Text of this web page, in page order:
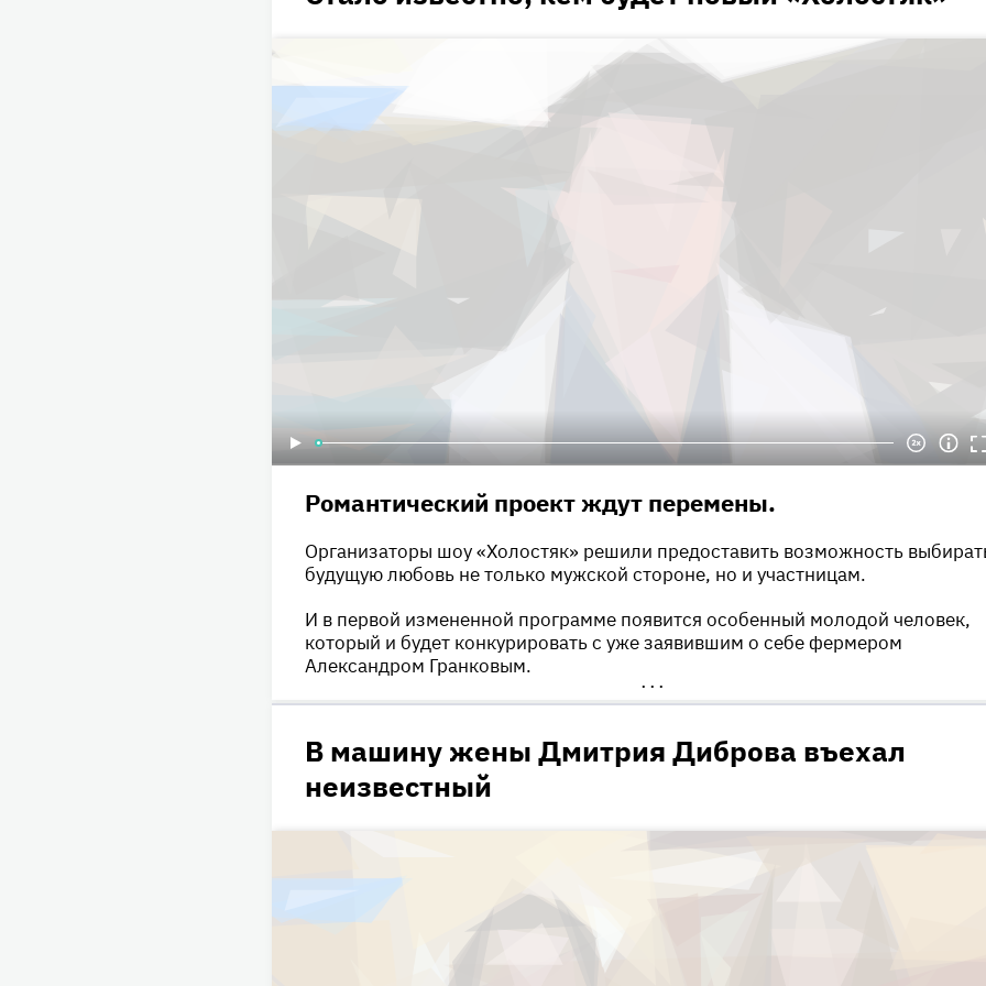
Романтический проект ждут перемены.
Организаторы шоу «Холостяк» решили предоставить возможность
будущую любовь не только мужской стороне, но и участницам.
И в первой измененной программе появится особенный молодой человек,
который и будет конкурировать с уже заявившим о себе фермером
Александром Гранковым.
•••
В машину жены Дмитрия Диброва въехал
неизвестный